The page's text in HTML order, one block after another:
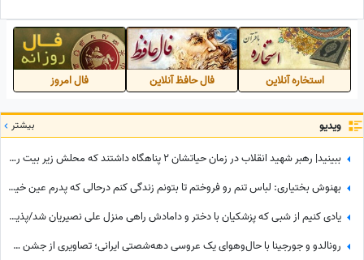
مبارکتون باشه
حماسه آفرید/ قهرمانیتون مبارک
استخاره آنلاین فال حافظ آنلاین فال امروز
ویدیو بیشتر
ببینید| رهبر شهید انقلاب در زمان حیاتشان 2 پناهگاه داشتند که محلش زیر بیت رهبری نبود، یکی از آنها در ...
بهنوش بختیاری: لباس تنم رو فروختم تا بتونم زندگی کنم درحالی که پدرم عین خیالش هم نبود! دل علیخانی رسما کباب شد
یادی کنیم از شبی که پزشکیان با دختر و دامادش راهی منزل علی نصیریان شد/پذیرایی از رئیس‌جمهور با هندوانه و زولبیا بامیه همراه با آوازخوانی آقای بازیگر برای دکتر پزشکیان+ویدیو
رونالدو و جورجینا با حال‌وهوای یک عروسی دهه‌شصتی ایرانی؛ تصاویری از جشن عروسی ستاره فوتبال با حضور هالند، امباپه و مسی که همه را غافلگیر کرد!